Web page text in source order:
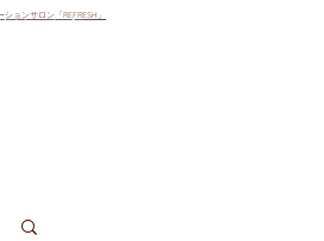
ョンサロン「REFRESH」
はこちら